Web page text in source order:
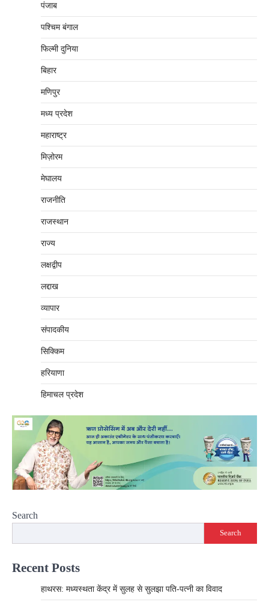
पंजाब
पश्चिम बंगाल
फिल्मी दुनिया
बिहार
मणिपुर
मध्‍य प्रदेश
महाराष्‍ट्र
मिज़ोरम
मेघालय
राजनीति
राजस्थान
राज्य
लक्षद्वीप
लद्दाख
व्यापार
संपादकीय
सिक्किम
हरियाणा
हिमाचल प्रदेश
Search
Search
Recent Posts
हाथरस: मध्यस्थता केंद्र में सुलह से सुलझा पति-पत्नी का विवाद